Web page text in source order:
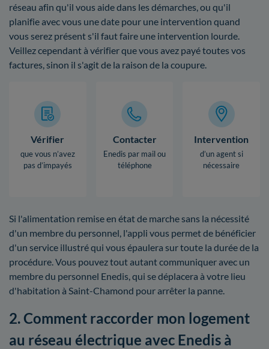
réseau afin qu'il vous aide dans les démarches, ou qu'il
planifie avec vous une date pour une intervention quand
vous serez présent s'il faut faire une intervention lourde.
Veillez cependant à vérifier que vous avez payé toutes vos
factures, sinon il s'agit de la raison de la coupure.
Vérifier
que vous n’avez
pas d’impayés
Contacter
Enedis par mail ou
téléphone
Intervention
d’un agent si
nécessaire
Si l'alimentation remise en état de marche sans la nécessité
d'un membre du personnel, l'appli vous permet de bénéficier
d'un service illustré qui vous épaulera sur toute la durée de la
procédure. Vous pouvez tout autant communiquer avec un
membre du personnel Enedis, qui se déplacera à votre lieu
d'habitation à Saint-Chamond pour arrêter la panne.
2. Comment raccorder mon logement
au réseau électrique avec Enedis à